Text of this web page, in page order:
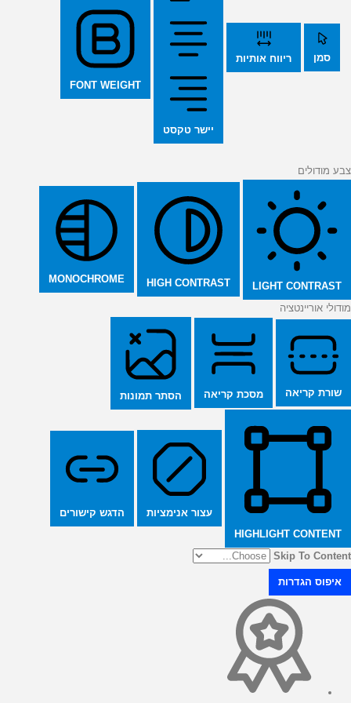
סמן ריווח אותיות
יישר טקסט
FONT WEIGHT
צבע מודולים
LIGHT CONTRAST
HIGH CONTRAST
MONOCHROME
מודולי אוריינטציה
שורת קריאה מסכת קריאה הסתר תמונות
HIGHLIGHT CONTENT
עצור אנימציות הדגש קישורים
Skip To Content
איפוס הגדרות